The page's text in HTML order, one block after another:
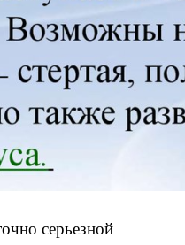
серьезной